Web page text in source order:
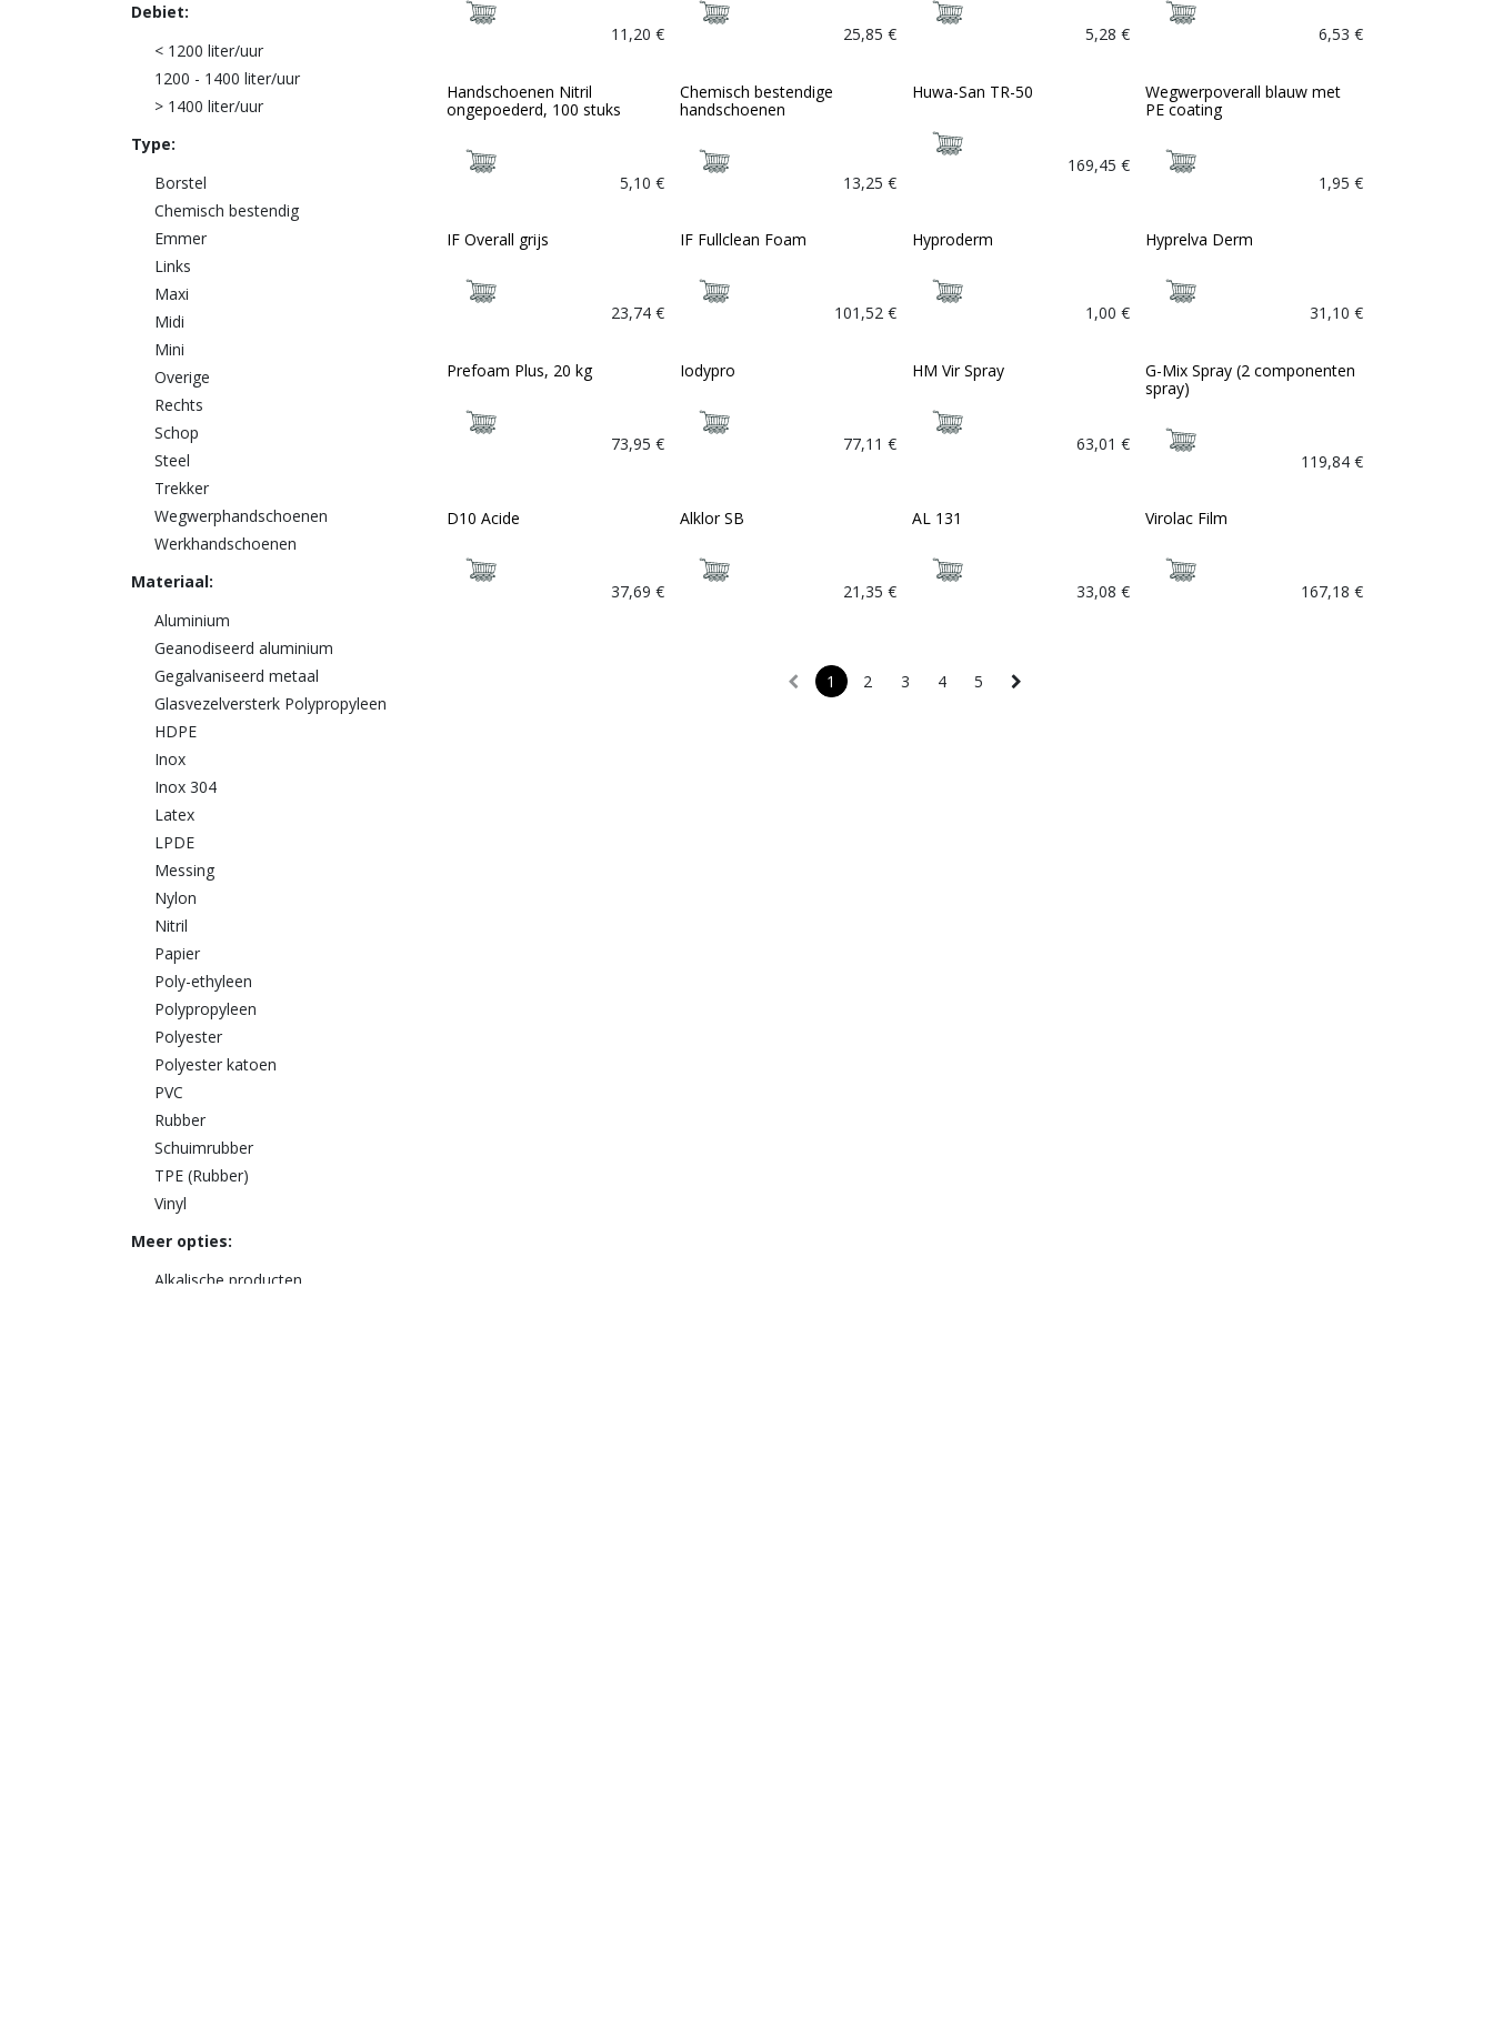
Debiet:
< 1200 liter/uur
1200 - 1400 liter/uur
> 1400 liter/uur
Type:
Borstel
Chemisch bestendig
Emmer
Links
Maxi
Midi
Mini
Overige
Rechts
Schop
Steel
Trekker
Wegwerphandschoenen
Werkhandschoenen
Materiaal:
Aluminium
Geanodiseerd aluminium
Gegalvaniseerd metaal
Glasvezelversterk Polypropyleen
HDPE
Inox
Inox 304
Latex
LPDE
Messing
Nylon
Nitril
Papier
Poly-ethyleen
Polypropyleen
Polyester
Polyester katoen
PVC
Rubber
Schuimrubber
TPE (Rubber)
Vinyl
Meer opties:
Alkalische producten
11,20 € 25,85 € 5,28 € 6,53 €
Handschoenen Nitril
ongepoederd, 100 stuks
5,10 €
Chemisch bestendige
handschoenen
13,25 €
Bio
Huwa-San TR-50
169,45 €
Wegwerpoverall blauw met
PE coating
1,95 €
IF Overall grijs
23,74€
IF Fullclean Foam
101,52 €
Hyproderm
1,00 €
Hyprelva Derm
31,10 €
Bio
Prefoam Plus, 20 kg
73,95 €
Bio
Iodypro
77,11 €
Bio
HM Vir Spray
63,01 €
Bio
G-Mix Spray (2 componenten
spray)
119,84€
Bio
D10 Acide
37,69 €
Bio
Alklor SB
21,35 €
Bio
AL 131
33,08 €
Bio
Virolac Film
167,18 €
1 2 3 4 5